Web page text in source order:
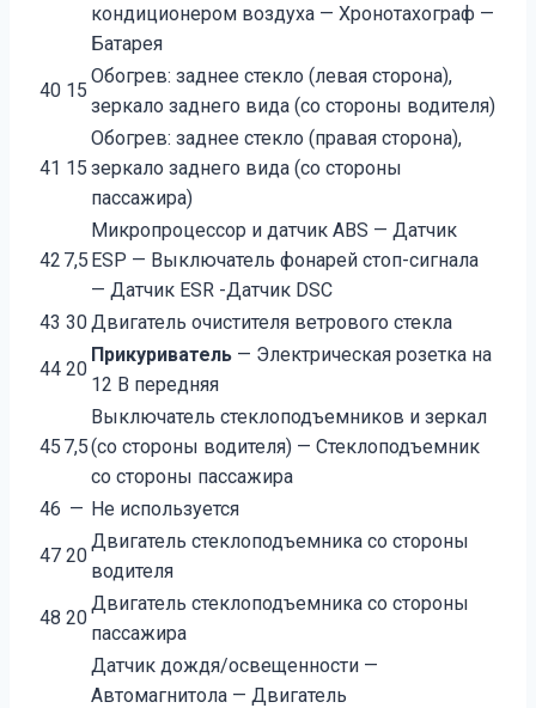
кондиционером воздуха — Хронотахограф —
Батарея
40 15
Обогрев: заднее стекло (левая сторона),
зеркало заднего вида (со стороны водителя)
41 15
Обогрев: заднее стекло (правая сторона),
зеркало заднего вида (со стороны
пассажира)
42 7,5
Микропроцессор и датчик АВS — Датчик
ЕSР — Выключатель фонарей стоп-сигнала
— Датчик ESR -Датчик DSC
43 30 Двигатель очистителя ветрового стекла
44 20
Прикуриватель — Электрическая розетка на
12 В передняя
45 7,5
Выключатель стеклоподъемников и зеркал
(со стороны водителя) — Стеклоподъемник
со стороны пассажира
46 — Не используется
47 20
Двигатель стеклоподъемника со стороны
водителя
48 20
Двигатель стеклоподъемника со стороны
пассажира
Датчик дождя/освещенности —
Автомагнитола — Двигатель